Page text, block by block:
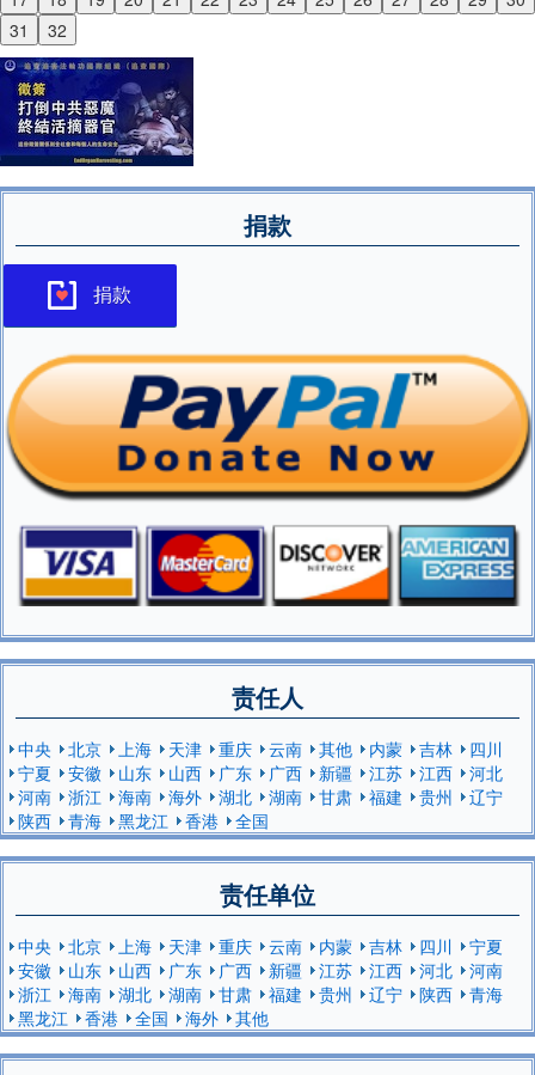
31
32
Next
捐款
捐款
责任人
中央 北京 上海 天津 重庆 云南 其他 内蒙 吉林
四川
宁夏
安徽 山东 山西 广东 广西 新疆 江苏 江西
河北
河南
浙江 海南 海外 湖北 湖南 甘肃 福建 贵州
辽宁
陕西
青海 黑龙江 香港 全国
责任单位
中央 北京 上海 天津 重庆 云南 内蒙 吉林 四川
宁夏
安徽
山东 山西 广东 广西 新疆 江苏 江西 河北
河南
浙江
海南 湖北 湖南 甘肃 福建 贵州 辽宁 陕西
青海
黑龙江
香港 全国 海外 其他